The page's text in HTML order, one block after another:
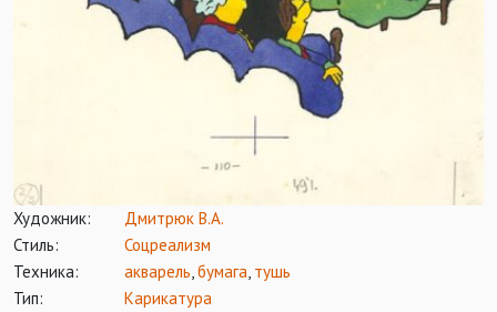
Художник:
Дмитрюк В.А.
Стиль:
Соцреализм
Техника:
акварель бумага тушь
Тип:
Карикатура